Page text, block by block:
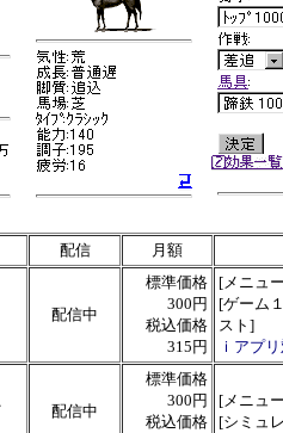
配信 月額
配信中
標準価格
300円
税込価格
315円
[メニュ
[ゲーム
スト]
ｉアプ
配信中
標準価格
300円
税込価格
[メニュ
[シミュ